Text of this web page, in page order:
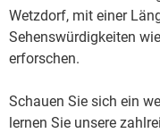
Wetzdorf, mit einer
Sehenswürdigkeiten
erforschen.
Schauen Sie sich ein
lernen Sie unsere